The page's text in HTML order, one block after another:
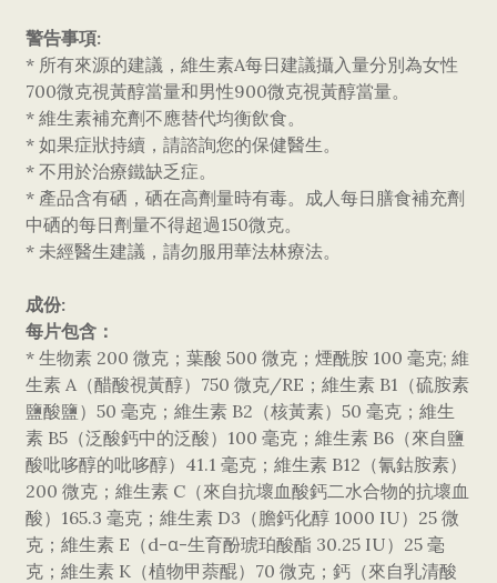
警告事項:
* 所有來源的建議，維生素A每日建議攝入量分別為女性
700微克視黃醇當量和男性900微克視黃醇當量。
* 維生素補充劑不應替代均衡飲食。
* 如果症狀持續，請諮詢您的保健醫生。
* 不用於治療鐵缺乏症。
* 產品含有硒，硒在高劑量時有毒。成人每日膳食補充劑
中硒的每日劑量不得超過150微克。
* 未經醫生建議，請勿服用華法林療法。
成份:
每片包含：
* 生物素 200 微克；葉酸 500 微克；煙酰胺 100 毫克; 維
生素 A（醋酸視黃醇）750 微克/RE；維生素 B1（硫胺素
鹽酸鹽）50 毫克；維生素 B2（核黃素）50 毫克；維生
素 B5（泛酸鈣中的泛酸）100 毫克；維生素 B6（來自鹽
酸吡哆醇的吡哆醇）41.1 毫克；維生素 B12（氰鈷胺素）
200 微克；維生素 C（來自抗壞血酸鈣二水合物的抗壞血
酸）165.3 毫克；維生素 D3（膽鈣化醇 1000 IU）25 微
克；維生素 E（d-α-生育酚琥珀酸酯 30.25 IU）25 毫
克；維生素 K（植物甲萘醌）70 微克；鈣（來自乳清酸